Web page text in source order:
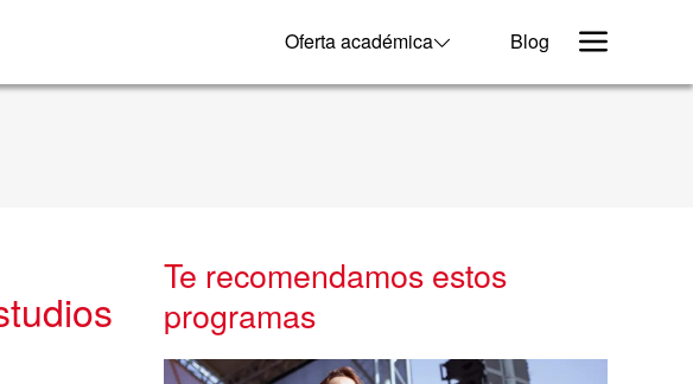
Oferta académica Blog
Te recomendamos estos
programas